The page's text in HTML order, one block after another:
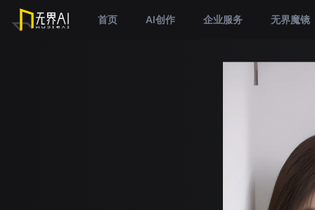
首页 AI创作 企业服务 无界魔镜